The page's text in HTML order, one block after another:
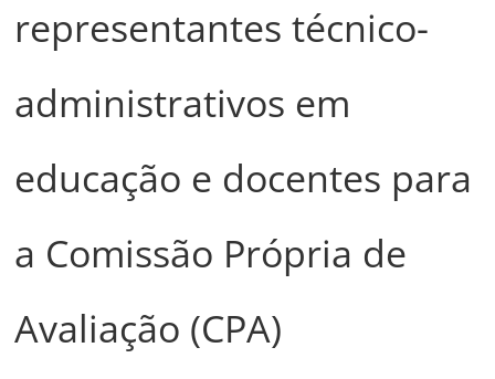
representantes técnico-
administrativos em
educação e docentes para
a Comissão Própria de
Avaliação (CPA)